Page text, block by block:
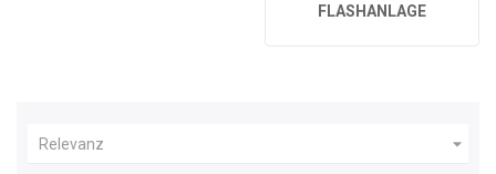
FLASHANLAGE
Relevanz 